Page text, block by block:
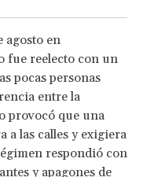
agosto en
fue reelecto con un
pocas personas
entre la
provocó que una
a las calles y exigiera
respondió con
y apagones de